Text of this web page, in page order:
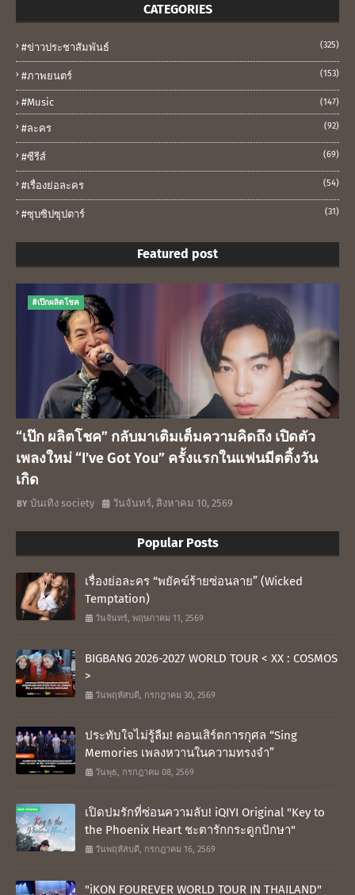
CATEGORIES
#ข่าวประชาสัมพันธ์ (325)
#ภาพยนตร์ (153)
#music (147)
#ละคร (92)
#ซีรีส์ (69)
#เรื่องย่อละคร (54)
#ซุบซิปซุปตาร์ (31)
Featured post
#เป๊กผลิตโชค
“เป๊ก ผลิตโชค” กลับมาเติมเต็มความคิดถึง เปิดตัว
เพลงใหม่ “I’ve Got You” ครั้งแรกในแฟนมีตติ้งวัน
เกิด
บันเทิง society วันจันทร์, สิงหาคม 10, 2569
Popular Posts
เรื่องย่อละคร “พยัคฆ์ร้ายซ่อนลาย” (Wicked
Temptation)
วันจันทร์, พฤษภาคม 11, 2569
BIGBANG 2026-2027 WORLD TOUR < XX : COSMOS
>
วันพฤหัสบดี, กรกฎาคม 30, 2569
ประทับใจไม่รู้ลืม! คอนเสิร์ตการกุศล “Sing
Memories เพลงหวานในความทรงจำ”
วันพุธ, กรกฎาคม 08, 2569
เปิดปมรักที่ซ่อนความลับ! iQIYI Original "Key to
the Phoenix Heart ชะตารักกระดูกปักษา"
วันพฤหัสบดี, กรกฎาคม 16, 2569
"iKON FOUREVER WORLD TOUR IN THAILAND"